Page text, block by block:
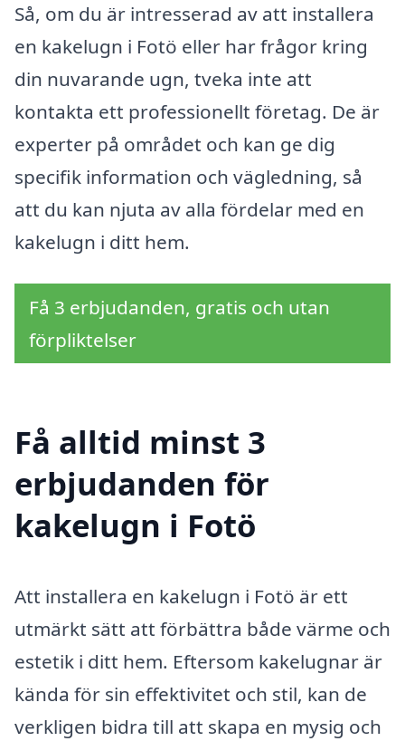
Så, om du är intresserad av att installera
en kakelugn i Fotö eller har frågor kring
din nuvarande ugn, tveka inte att
kontakta ett professionellt företag. De är
experter på området och kan ge dig
specifik information och vägledning, så
att du kan njuta av alla fördelar med en
kakelugn i ditt hem.
Få 3 erbjudanden, gratis och utan
förpliktelser
Få alltid minst 3
erbjudanden för
kakelugn i Fotö
Att installera en kakelugn i Fotö är ett
utmärkt sätt att förbättra både värme och
estetik i ditt hem. Eftersom kakelugnar är
kända för sin effektivitet och stil, kan de
verkligen bidra till att skapa en mysig och